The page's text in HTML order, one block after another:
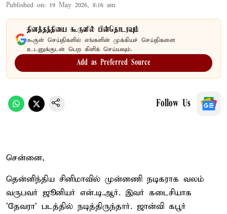
Published on: 19 May 2026, 8:16 am
தினத்தந்தியை கூகுளில் பின்தொடரவும்
கூகுள் செய்திகளில் எங்களின் முக்கியச் செய்திகளை
உடனுக்குடன் பெற கிளிக் செய்யவும்.
Add as Preferred Source
Follow Us
சென்னை,
தென்னிந்திய சினிமாவில் முன்னணி நடிகராக வலம்
வருபவர் ஜூனியர் என்.டி.ஆர். இவர் கடைசியாக
'தேவரா' படத்தில் நடித்திருந்தார். ஜான்வி கபூர்